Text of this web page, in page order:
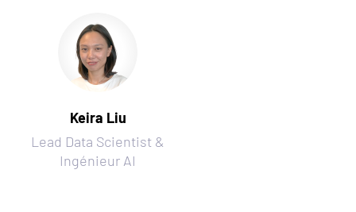
Keira Liu
Lead Data Scientist &
Ingénieur AI